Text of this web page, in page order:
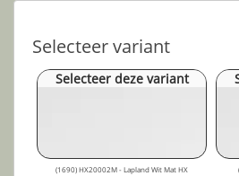
Selecteer variant
Selecteer deze variant
(1690) HX20002M - Lapland Wit Mat HX